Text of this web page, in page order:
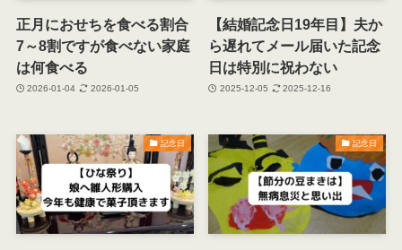
正月におせちを食べる割合
7～8割ですが食べない家庭
は何食べる
2026-01-04 2026-01-05
【結婚記念日19年目】夫か
ら遅れてメール届いた記念
日は特別に祝わない
2025-12-05 2025-12-16
記念日 記念日